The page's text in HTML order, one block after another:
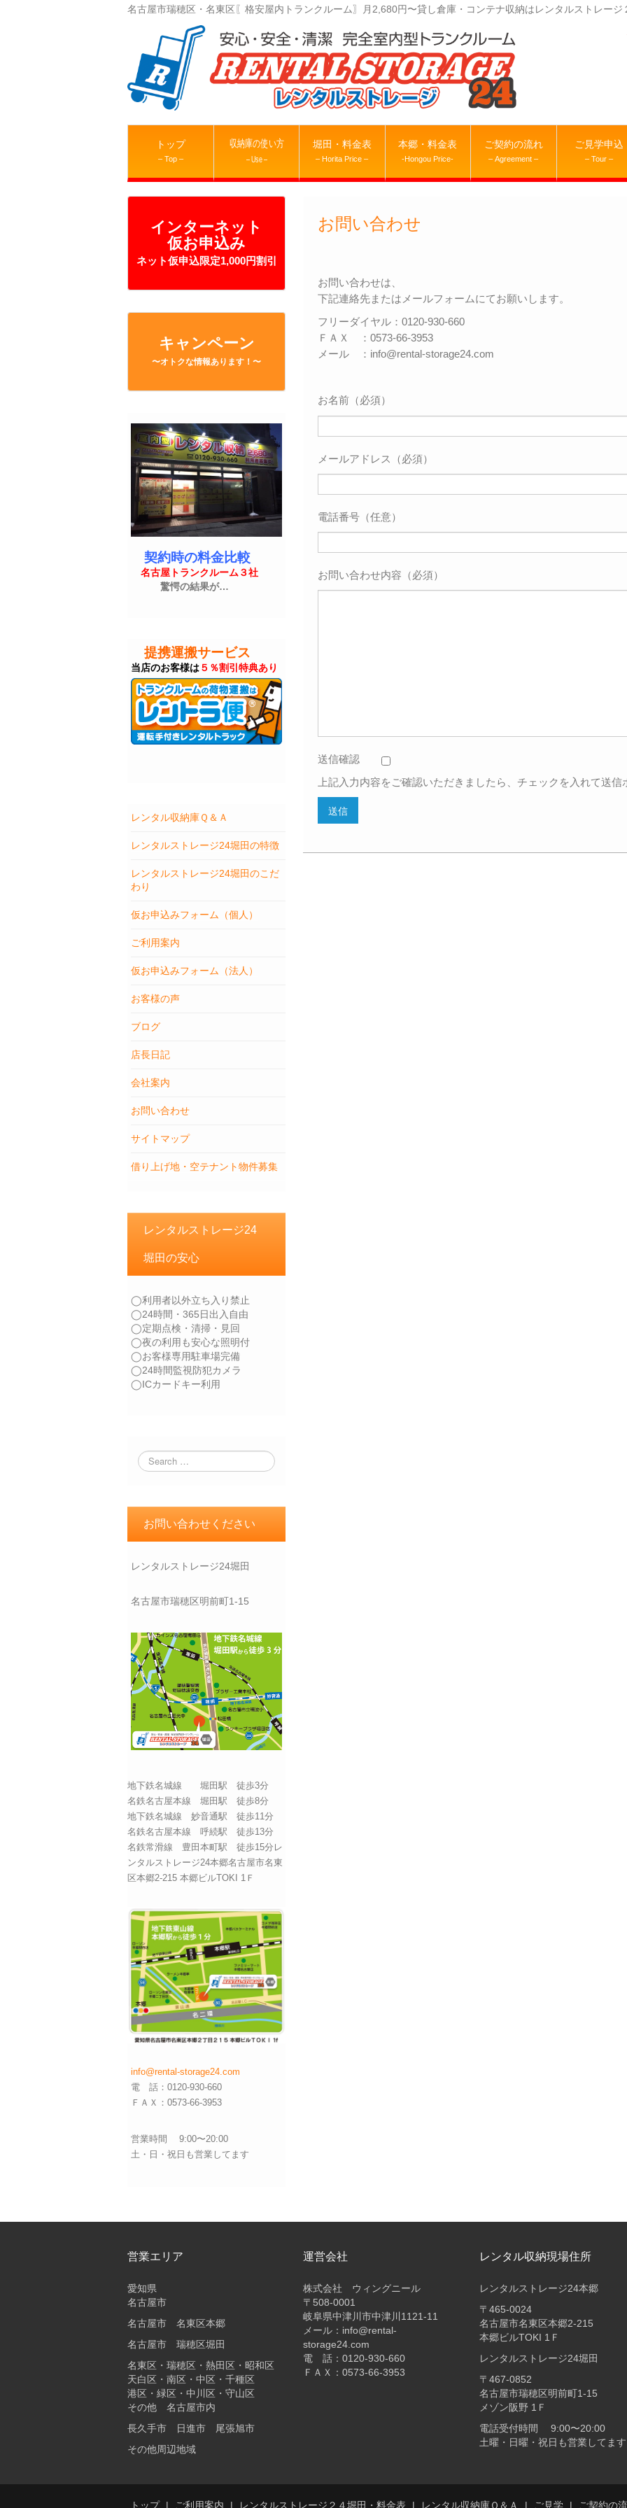
名古屋市瑞穂区・名東区〖格安屋内トランクルーム〗月2,680円〜貸し倉庫・コンテナ収納はレンタルストレージ
トップ
– Top –
収納庫の使い方
– Use –
堀田・料金表
– Horita Price –
本郷・料金表
-Hongou Price-
ご契約の流れ
– Agreement –
ご見学申込
– Tour –
インターネット
仮お申込み
ネット仮申込限定1,000円割引
キャンペーン
〜オトクな情報あります！〜
契約時の料金比較
名古屋トランクルーム３社
驚愕の結果が…
提携運搬サービス
当店のお客様は５％割引特典あり
レンタル収納庫Ｑ＆Ａ
レンタルストレージ24堀田の特徴
レンタルストレージ24堀田のこだ
わり
仮お申込みフォーム（個人）
ご利用案内
仮お申込みフォーム（法人）
お客様の声
ブログ
店長日記
会社案内
お問い合わせ
サイトマップ
借り上げ地・空テナント物件募集
レンタルストレージ24
堀田の安心
◯利用者以外立ち入り禁止
◯24時間・365日出入自由
◯定期点検・清掃・見回
◯夜の利用も安心な照明付
◯お客様専用駐車場完備
◯24時間監視防犯カメラ
◯ICカードキー利用
お問い合わせください
レンタルストレージ24堀田
名古屋市瑞穂区明前町1-15
地下鉄名城線 堀田駅 徒歩3分
名鉄名古屋本線 堀田駅 徒歩8分
地下鉄名城線 妙音通駅 徒歩11分
名鉄名古屋本線 呼続駅 徒歩13分
名鉄常滑線 豊田本町駅 徒歩15分レ
ンタルストレージ24本郷名古屋市名東
区本郷2-215 本郷ビルTOKI 1Ｆ
info@rental-storage24.com
電 話：0120-930-660
ＦＡＸ：0573-66-3953
営業時間 9:00〜20:00
土・日・祝日も営業してます
お問い合わせ
お問い合わせは、
下記連絡先またはメールフォームにてお願いします。
フリーダイヤル：0120-930-660
ＦＡＸ ：0573-66-3953
メール ：info@rental-storage24.com
お名前（必須）
メールアドレス（必須）
電話番号（任意）
お問い合わせ内容（必須）
送信確認
上記入力内容をご確認いただきましたら、チェックを入れて送信
営業エリア
愛知県
名古屋市
名古屋市 名東区本郷
名古屋市 瑞穂区堀田
名東区・瑞穂区・熱田区・昭和区
天白区・南区・中区・千種区
港区・緑区・中川区・守山区
その他 名古屋市内
長久手市 日進市 尾張旭市
その他周辺地域
運営会社
株式会社 ウィングニール
〒508-0001
岐阜県中津川市中津川1121-11
メール：info@rental-
storage24.com
電 話：0120-930-660
ＦＡＸ：0573-66-3953
レンタル収納現場住所
レンタルストレージ24本郷
〒465-0024
名古屋市名東区本郷2-215
本郷ビルTOKI 1Ｆ
レンタルストレージ24堀田
〒467-0852
名古屋市瑞穂区明前町1-15
メゾン阪野 1Ｆ
電話受付時間 9:00〜20:00
土曜・日曜・祝日も営業してます
トップ ご利用案内 レンタルストレージ２４堀田・料金表 レンタル収納庫Ｑ＆Ａ ご見学 ご契約の